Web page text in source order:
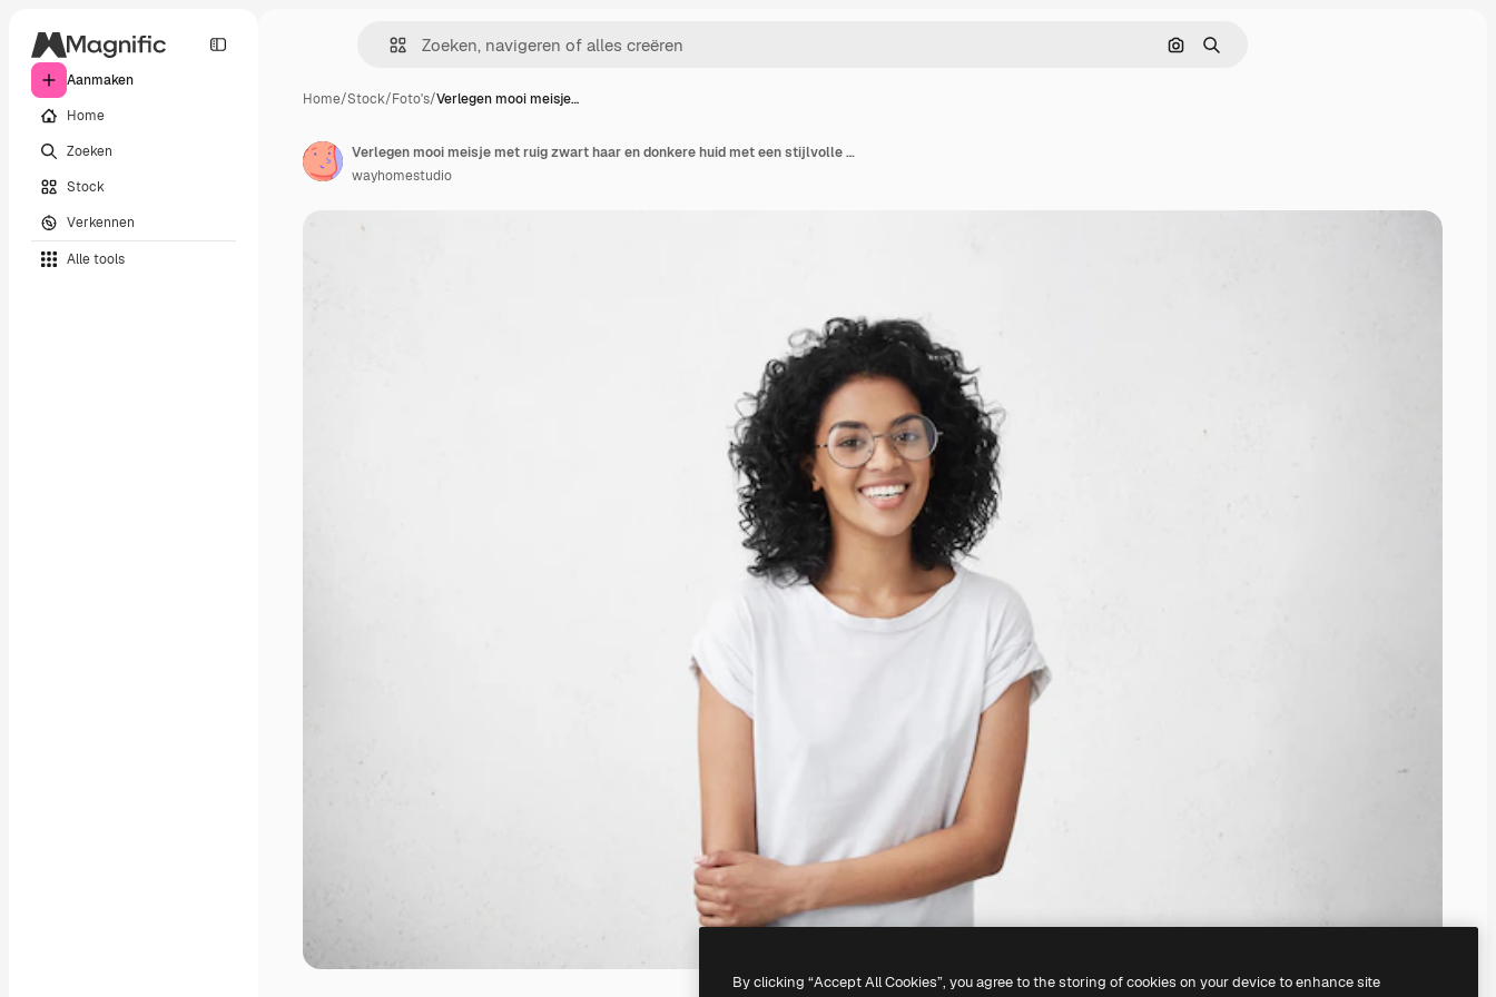
Aanmaken
Home
Zoeken
Stock
Verkennen
Alle tools
Zoeken op afbeelding
Zoeken
Home/Stock/Foto's/Verlegen mooi meisje…
Verlegen mooi meisje met ruig zwart haar en donkere huid met een stijlvolle bril.
wayhomestudio
By clicking “Accept All Cookies”, you agree to the storing of cookies on your device to enhance site